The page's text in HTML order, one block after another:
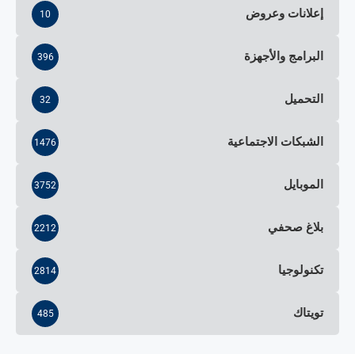
إعلانات وعروض 10
البرامج والأجهزة 396
التحميل 32
الشبكات الاجتماعية 1476
الموبايل 3752
بلاغ صحفي 2212
تكنولوجيا 2814
تويتاك 485